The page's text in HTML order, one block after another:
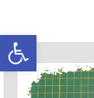
Ouvrir la barre d’outils